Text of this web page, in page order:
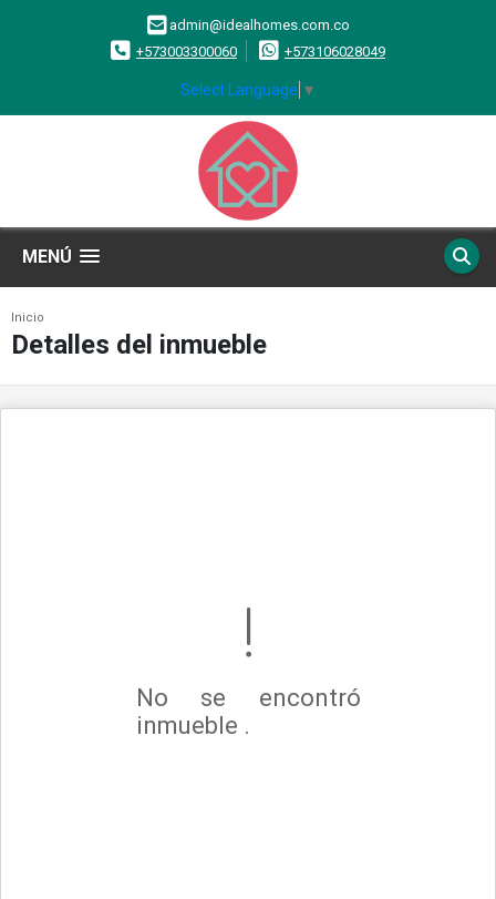
admin@idealhomes.com.co
+573003300060
+573106028049
Select Language ▼
MENÚ
Inicio
Detalles del inmueble
No se encontró
inmueble .